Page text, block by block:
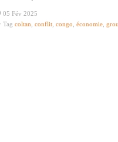
05 Fév 2025
Tag coltan conflit congo économie